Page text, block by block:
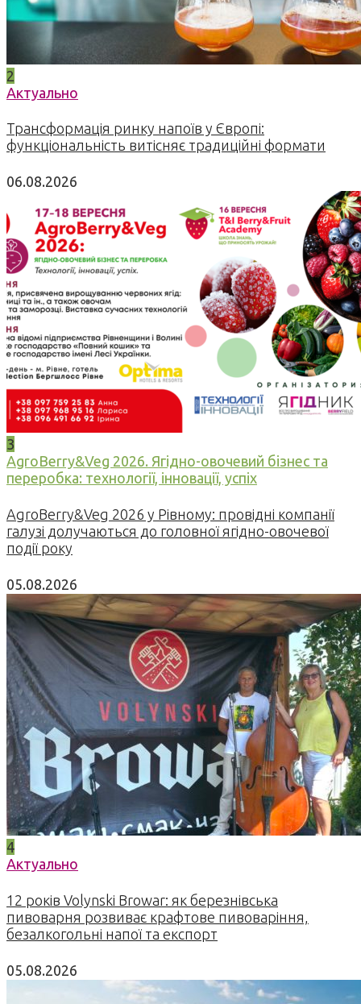
2
Актуально
Трансформація ринку напоїв у Європі:
функціональність витісняє традиційні формати
06.08.2026
3
AgroBerry&Veg 2026. Ягідно-овочевий бізнес та
переробка: технології, інновації, успіх
AgroBerry&Veg 2026 у Рівному: провідні компанії
галузі долучаються до головної ягідно-овочевої
події року
05.08.2026
4
Актуально
12 років Volynski Browar: як березнівська
пивоварня розвиває крафтове пивоваріння,
безалкогольні напої та експорт
05.08.2026